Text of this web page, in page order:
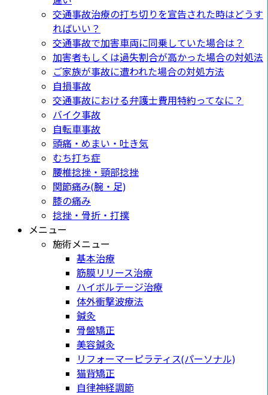
交通事故治療の打ち切りを宣告された時はどうす
ればいい？
交通事故で加害車両に同乗していた場合は？
加害者もしくは過失割合が高かった場合の対処法
ご家族が事故に遭われた場合の対処方法
自損事故
交通事故における弁護士費用特約ってなに？
バイク事故
自転車事故
頭痛・めまい・吐き気
むち打ち症
腰椎捻挫・頸部捻挫
関節痛み(腕・足)
膝の痛み
捻挫・骨折・打撲
メニュー
施術メニュー
基本治療
筋膜リリース治療
ハイボルテージ治療
体外衝撃波療法
鍼灸
骨盤矯正
美容鍼灸
リフォーマーピラティス(パーソナル)
猫背矯正
自律神経調節